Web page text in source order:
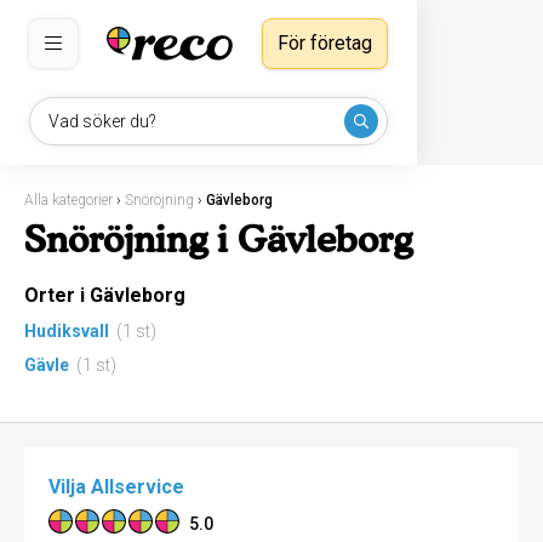
Vad söker du?
För företag
Alla kategorier › Snöröjning › Gävleborg
Snöröjning i Gävleborg
Orter i Gävleborg
Hudiksvall
(1 st)
Gävle (1 st)
Vilja Allservice
5.0